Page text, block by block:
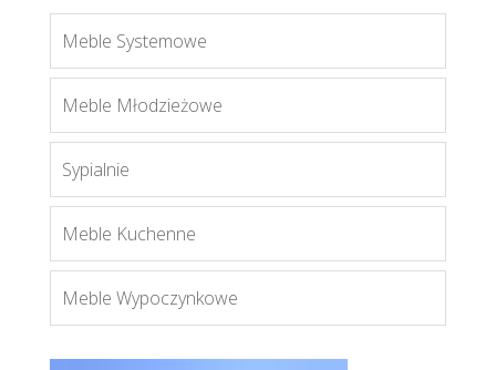
Naomi
Więcej
Meble Systemowe
Meble Młodzieżowe
Sypialnie
Meble Kuchenne
Meble Wypoczynkowe